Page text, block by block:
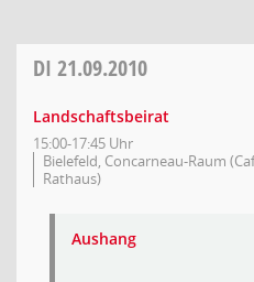
DI 21.09.2010
Landschaftsbeirat
15:00-17:45 Uhr
Bielefeld, Concarneau-Raum
Rathaus)
Aushang